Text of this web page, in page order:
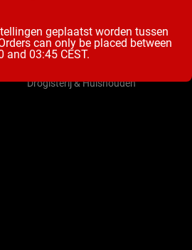
Snoep, Chocolade & Koek
Diepvries
Drogisterij & Huishouden
geplaatst worden tussen
can only be placed between
and 03:45 CEST.